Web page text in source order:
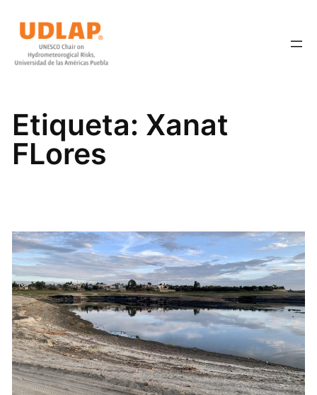
contenido
Etiqueta: Xanat
FLores